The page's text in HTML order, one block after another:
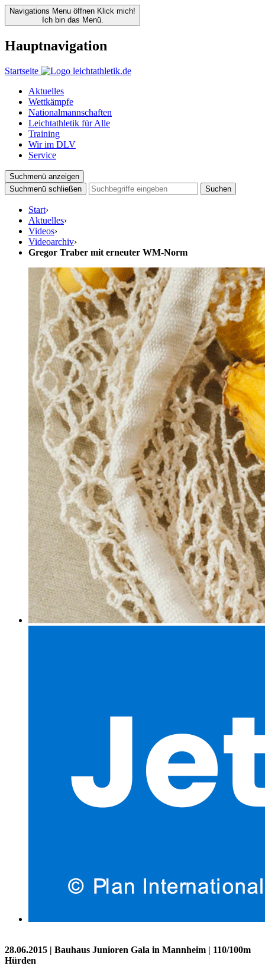
Navigations Menu öffnen Klick mich!
Ich bin das Menü.
Hauptnavigation
Startseite
Aktuelles
Wettkämpfe
Nationalmannschaften
Leichtathletik für Alle
Training
Wir im DLV
Service
Suchmenü anzeigen
Suchmenü schließen
Suchen
Start›
Aktuelles›
Videos›
Videoarchiv›
Gregor Traber mit erneuter WM-Norm
28.06.2015 | Bauhaus Junioren Gala in Mannheim | 110/100m
Hürden